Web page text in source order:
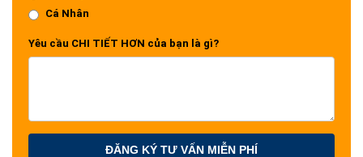
Cá Nhân
Yêu cầu CHI TIẾT HƠN của bạn là gì?
ĐĂNG KÝ TƯ VẤN MIỄN PHÍ